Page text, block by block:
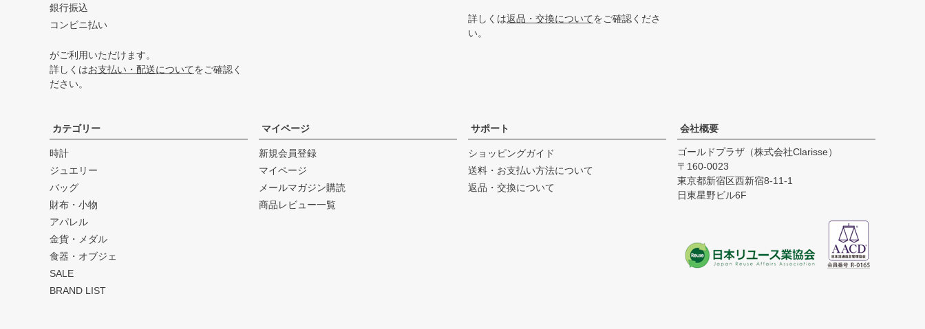
銀行振込
コンビニ払い
がご利用いただけます。
詳しくはお支払い・配送についてをご確認く
ださい。
詳しくは返品・交換についてをご確認くださ
い。
カテゴリー
時計
ジュエリー
バッグ
財布・小物
アパレル
金貨・メダル
食器・オブジェ
SALE
BRAND LIST
マイページ
新規会員登録
マイページ
メールマガジン購読
商品レビュー一覧
サポート
ショッピングガイド
送料・お支払い方法について
返品・交換について
会社概要
ゴールドプラザ（株式会社Clarisse）
160-0023
東京都新宿区西新宿8-11-1
日東星野ビル6F